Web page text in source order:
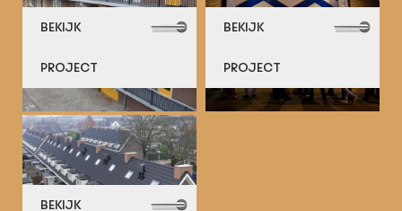
BEKIJK
PROJECT
BEKIJK
PROJECT
BEKIJK